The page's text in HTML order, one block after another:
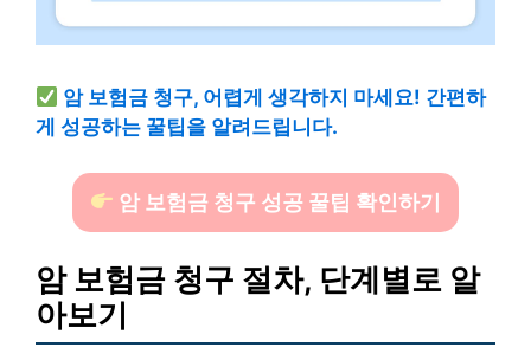
암 보험금 청구, 어렵게 생각하지 마세요! 간편하
게 성공하는 꿀팁을 알려드립니다.
암 보험금 청구 성공 꿀팁 확인하기
암 보험금 청구 절차, 단계별로 알
아보기